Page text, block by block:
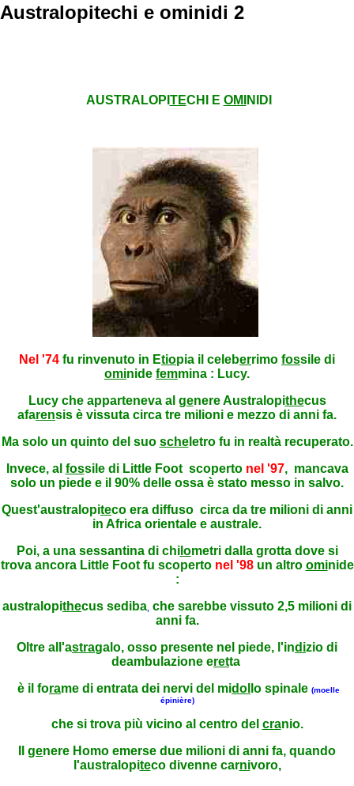
Australopitechi e ominidi 2
AUSTRALOPI TECHI E OMI NIDI
Nel '74 fu rinvenuto in Etiopia il celeberrimo fossile di
ominide femmina : Lucy.
Lucy che apparteneva al genere Australopithecus
afarensis è vissuta circa tre milioni e mezzo di anni fa.
Ma solo un quinto del suo scheletro fu in realtà recuperato.
Invece, al fossile di Little Foot scoperto nel '97, mancava
solo un piede e il 90% delle ossa è stato messo in salvo.
Quest'australopiteco era diffuso circa da tre milioni di anni
in Africa orientale e australe.
Poi, a una sessantina di chilometri dalla grotta dove si
trova ancora Little Foot fu scoperto nel '98un altro ominide
:
australopithecus sediba che sarebbe vissuto 2,5 milioni di
anni fa.
Oltre all'astragalo, osso presente nel piede, l'indizio di
deambulazione eretta
è il forame di entrata dei nervi del midol lo spinale (moelle
épinière)
che si trova più vicino al centro del cranio.
genere Homo emerse due milioni di anni fa, quando
l'australopiteco divenne carnivoro,